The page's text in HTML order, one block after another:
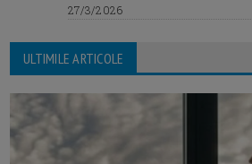
27/3/2026
ULTIMILE ARTICOLE